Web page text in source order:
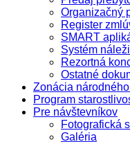
Organizačný
Register
SMART
Systém
Rezortná
Ostatné
Zonácia
Program
Pre návštevníkov
Fotografická
Galéria